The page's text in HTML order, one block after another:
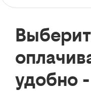
удобно